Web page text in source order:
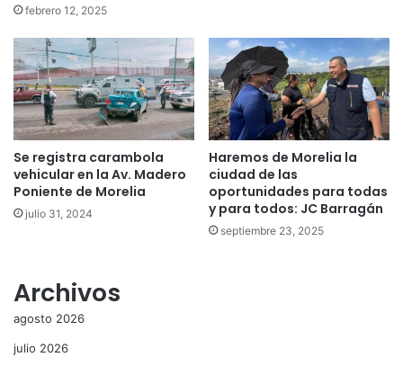
febrero 12, 2025
Se registra carambola
vehicular en la Av. Madero
Poniente de Morelia
julio 31, 2024
Haremos de Morelia la
ciudad de las
oportunidades para todas
y para todos: JC Barragán
septiembre 23, 2025
Archivos
agosto 2026
julio 2026